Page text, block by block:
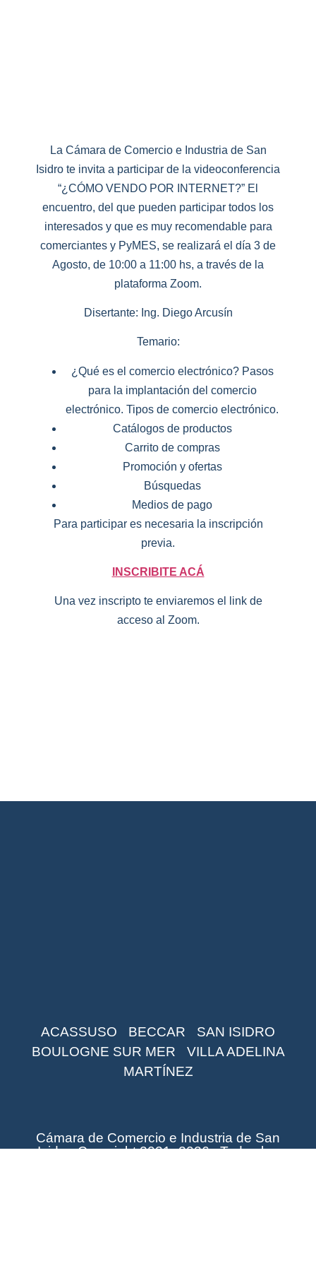
La Cámara de Comercio e Industria de San
Isidro te invita a participar de la videoconferencia
“¿CÓMO VENDO POR INTERNET?” El
encuentro, del que pueden participar todos los
interesados y que es muy recomendable para
comerciantes y PyMES, se realizará el día 3 de
Agosto, de 10:00 a 11:00 hs, a través de la
plataforma Zoom.
Disertante: Ing. Diego Arcusín
Temario:
¿Qué es el comercio electrónico? Pasos
para la implantación del comercio
electrónico. Tipos de comercio electrónico.
Catálogos de productos
Carrito de compras
Promoción y ofertas
Búsquedas
Medios de pago
Para participar es necesaria la inscripción
previa.
INSCRIBITE ACÁ
Una vez inscripto te enviaremos el link de
acceso al Zoom.
ACASSUSO BECCAR
SAN ISIDRO
BOULOGNE SUR MER
VILLA ADELINA
MARTÍNEZ
Cámara de Comercio e Industria de San
Isidro. Copyright 2021 -2026 . Todos los